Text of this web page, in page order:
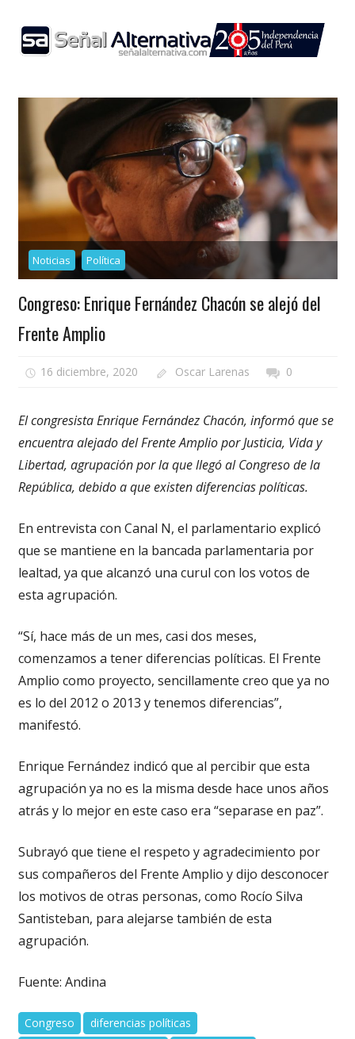
content
Noticias Política
Congreso: Enrique Fernández Chacón se alejó del
Frente Amplio
16 diciembre, 2020 Oscar Larenas 0
El congresista Enrique Fernández Chacón, informó que se
encuentra alejado del Frente Amplio por Justicia, Vida y
Libertad, agrupación por la que llegó al Congreso de la
República, debido a que existen diferencias políticas.
En entrevista con Canal N, el parlamentario explicó
que se mantiene en la bancada parlamentaria por
lealtad, ya que alcanzó una curul con los votos de
esta agrupación.
“Sí, hace más de un mes, casi dos meses,
comenzamos a tener diferencias políticas. El Frente
Amplio como proyecto, sencillamente creo que ya no
es lo del 2012 o 2013 y tenemos diferencias”,
manifestó.
Enrique Fernández indicó que al percibir que esta
agrupación ya no es la misma desde hace unos años
atrás y lo mejor en este caso era “separase en paz”.
Subrayó que tiene el respeto y agradecimiento por
sus compañeros del Frente Amplio y dijo desconocer
los motivos de otras personas, como Rocío Silva
Santisteban, para alejarse también de esta
agrupación.
Fuente: Andina
Congreso
diferencias políticas